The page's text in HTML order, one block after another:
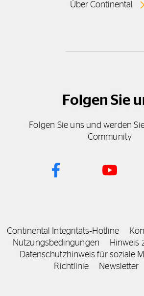
Über Continental
Folgen Sie
Folgen Sie uns und werden
Community
Continental Integritäts‑Hotline
Nutzungsbedingungen
Hinweis
Datenschutzhinweis für soziale
Richtlinie
Newsletter